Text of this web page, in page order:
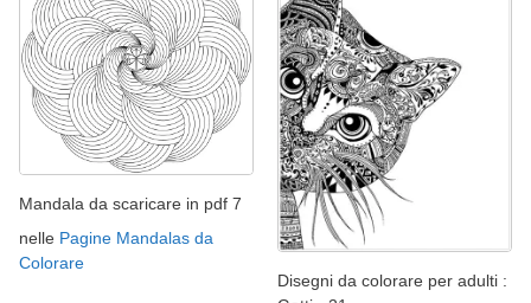
Mandala da scaricare in pdf 7
nelle Pagine Mandalas da
Colorare
Disegni da colorare per adulti :